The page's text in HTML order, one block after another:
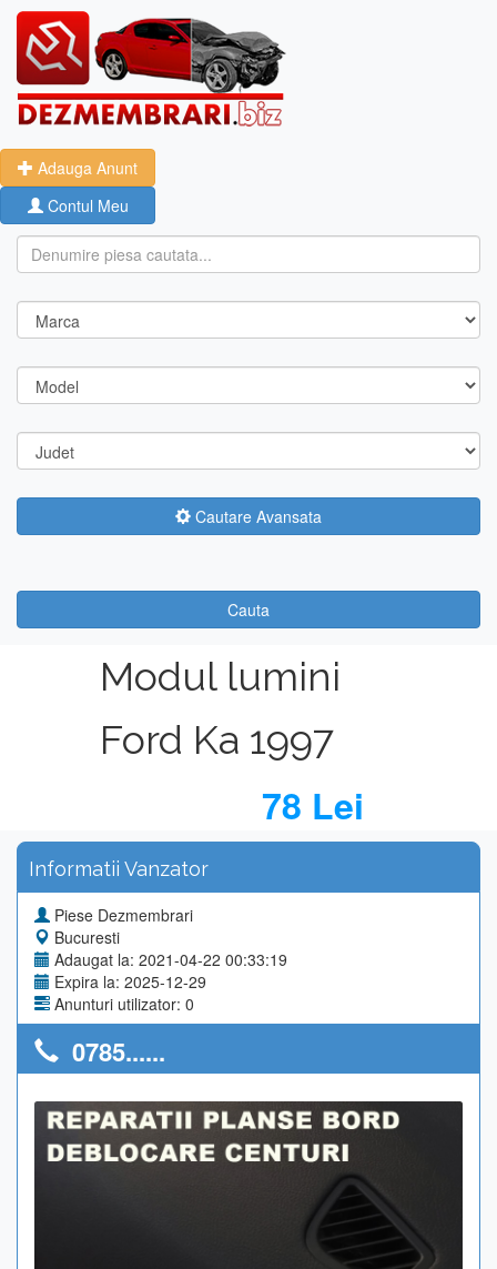
Adauga Anunt
Contul Meu
Cautare Avansata
Cauta
Modul lumini
Ford Ka 1997
78 Lei
Informatii Vanzator
Piese Dezmembrari
Bucuresti
Adaugat la: 2021-04-22 00:33:19
Expira la: 2025-12-29
Anunturi utilizator: 0
0785......